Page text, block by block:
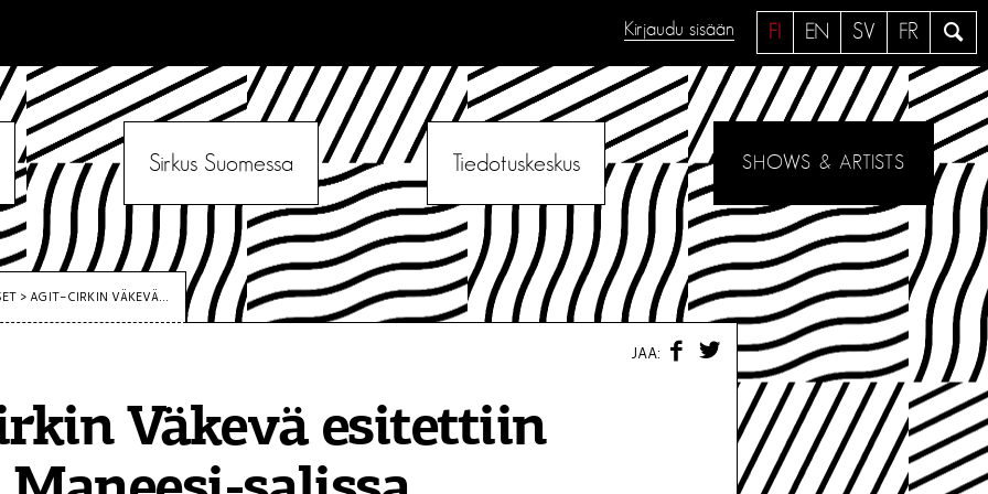
a
e
FI EN SV FR
Kirjaudu sisään
Sirkus Suomessa Tiedotuskeskus SHOWS & ARTISTS
>AGIT-CIRKIN VÄKEVÄ...
Väkevä esitettiin
JAA:
F
W